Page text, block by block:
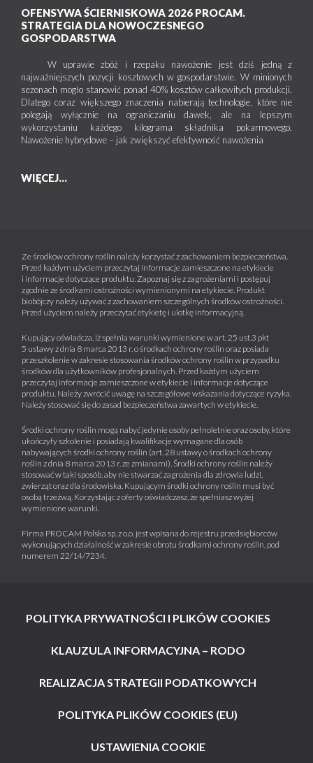
OFENSYWA ŚCIERNISKOWA 2026 PROCAM.
STRATEGIA DLA NOWOCZESNEGO
GOSPODARSTWA
W uprawie zbóż i rzepaku nawożenie jest dziś jedną z
najważniejszych pozycji kosztowych w gospodarstwie. W minionych
sezonach mogło stanowić ponad 40% kosztów całkowitych produkcji.
Dlatego coraz większego znaczenia nabierają technologie, które nie
polegają wyłącznie na ograniczaniu dawek, ale na lepszym
wykorzystaniu każdego kilograma składnika pokarmowego.
Nawożenie hybrydowe – jak zwiększyć efektywność nawożenia
WIĘCEJ...
Ze środków ochrony roślin należy korzystać z zachowaniem bezpieczeństwa.
Przed każdym użyciem przeczytaj informacje zamieszczone na etykiecie
i informacje dotyczące produktu. Zapoznaj się z zagrożeniami i postępuj
zgodnie ze środkami ostrożności wymienionymi na etykiecie. Produkt
biobójczy należy używać z zachowaniem szczególnych środków ostrożności.
Przed użyciem należy przeczytać etykietę i ulotkę informacyjną.
Kupujący oświadcza, iż spełnia warunki wymienione w art. 25 ust.3 pkt
5 ustawy z dnia 8 marca 2013 r. o środkach ochrony roślin oraz posiada
przeszkolenie w zakresie stosowania środków ochrony roślin w przypadku
środków dla użytkowników profesjonalnych. Przed każdym użyciem
przeczytaj informacje zamieszczone w etykiecie i informacje dotyczące
produktu. Należy zwrócić uwagę na szczegółowe wskazania dotyczące ryzyka.
Należy stosować się do zasad bezpieczeństwa zawartych w etykiecie.
Środki ochrony roślin mogą nabyć jedynie osoby pełnoletnie oraz osoby, które
ukończyły szkolenie i posiadają kwalifikacje wymagane dla osób
nabywających środki ochrony roślin (art. 28 ustawy o środkach ochrony
roślin z dnia 8 marca 2013 r. ze zmianami). Środki ochrony roślin należy
stosować w taki sposób, aby nie stwarzać zagrożenia dla zdrowia ludzi,
zwierząt oraz dla środowiska. Kupującym środki ochrony roślin musi być
osobą trzeźwą. Korzystając z oferty oświadczasz, że spełniasz wyżej
wymienione warunki.
Firma PROCAM Polska sp. z o.o. jest wpisana do rejestru przedsiębiorców
wykonujących działalność w zakresie obrotu środkami ochrony roślin, pod
numerem 22/14/7234.
POLITYKA PRYWATNOŚCI I PLIKÓW COOKIES
KLAUZULA INFORMACYJNA – RODO
REALIZACJA STRATEGII PODATKOWYCH
POLITYKA PLIKÓW COOKIES (EU)
USTAWIENIA COOKIE